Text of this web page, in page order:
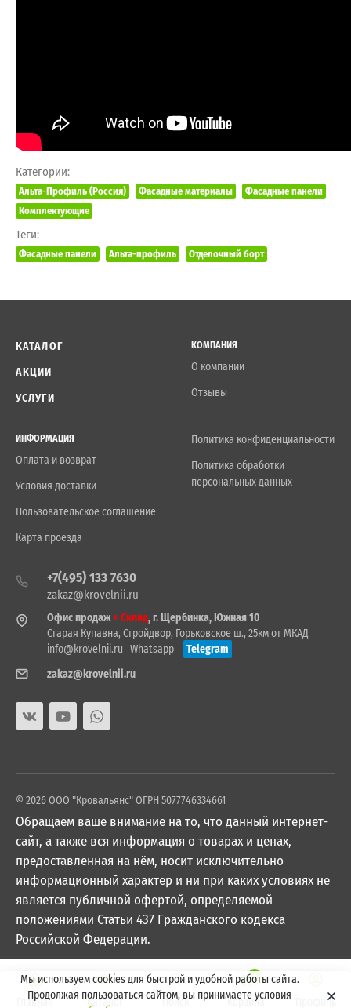
Категории:
Альта-Профиль (Россия) Фасадные материалы
Фасадные панели
Комплектующие
Теги:
Фасадные панели Альта-профиль Отделочный борт
КАТАЛОГ
АКЦИИ
УСЛУГИ
КОМПАНИЯ
О компании
Отзывы
ИНФОРМАЦИЯ
Оплата и возврат
Условия доставки
Пользовательское соглашение
Карта проезда
Политика конфиденциальности
Политика обработки
персональных данных
+7(495) 133 7630
zakaz@krovelnii.ru
Офис продаж+ Склад, г. Щербинка, Южная 10
Старая Купавна, Стройдвор, Горьковское ш., 25км от МКАД
info@krovelnii.ru Whatsapp
Telegram
zakaz@krovelnii.ru
© 2026 ООО "Кровальянс" ОГРН 5077746334661
Обращаем ваше внимание на то, что данный интернет-
сайт, а также вся информация о товарах и ценах,
предоставленная на нём, носит исключительно
информационный характер и ни при каких условиях не
является публичной офертой, определяемой
положениями Статьи 437 Гражданского кодекса
Российской Федерации.
Мы используем cookies для быстрой и удобной работы сайта.
Продолжая пользоваться сайтом, вы принимаете условия
Главная Каталог Поиск
0
Корзина Профиль